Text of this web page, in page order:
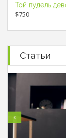
$750
Статьи